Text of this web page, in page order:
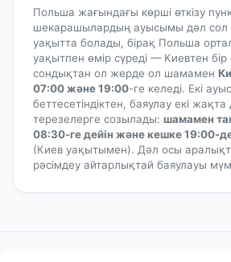
Польша жағындағы көрші өткізу
шекарашылардың ауысымы дәл сол
уақытта болады, бірақ Польша
уақытпен өмір сүреді — Киевтен бір
сондықтан ол жерде ол шамамен
07:00 және 19:00-ге келеді. Екі
беттесетіндіктен, баяулау екі жақта
терезелерге созылады: шамамен
08:30-ге дейін және кешке 19:00-
(Киев уақытымен). Дәл осы
рәсімдеу айтарлықтай баяулауы